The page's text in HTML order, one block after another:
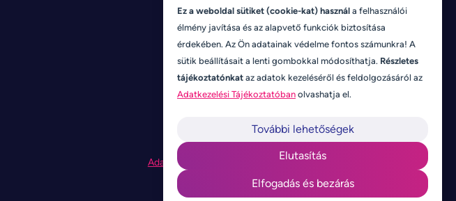
Adatkezelési nyilatkozat Jogi nyilatkozatÁSZF
Ez a weboldal sütiket (cookie-kat) használ a felhasználói
élmény javítása és az alapvető funkciók biztosítása
érdekében. Az Ön adatainak védelme fontos számunkra! A
sütik beállításait a lenti gombokkal módosíthatja. Részletes
tájékoztatónkat az adatok kezeléséről és feldolgozásáról az
Adatkezelési Tájékoztatóban olvashatja el.
További lehetőségek
Elutasítás
Elfogadás és bezárás